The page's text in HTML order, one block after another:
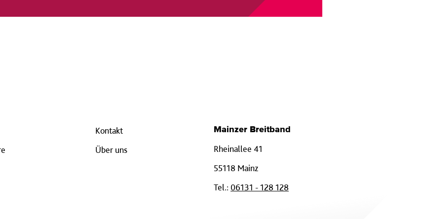
Kontakt
Über uns
Mainzer Breitband
Rheinallee 41
55118 Mainz
Tel.: 06131 - 128 128